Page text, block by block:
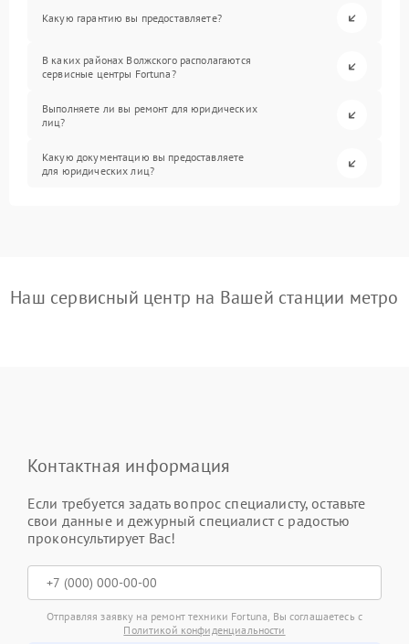
Какую гарантию вы предоставляете?
В каких районах Волжского располагаются
сервисные центры Fortuna?
Выполняете ли вы ремонт для юридических
лиц?
Какую документацию вы предоставляете
для юридических лиц?
Наш сервисный центр на Вашей станции метро
Контактная информация
Если требуется задать вопрос специалисту, оставьте
свои данные и дежурный специалист с радостью
проконсультирует Вас!
Отправляя заявку на ремонт техники Fortuna, Вы соглашаетесь с
Политикой конфиденциальности